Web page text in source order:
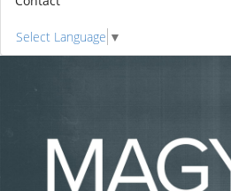
Select Language ▼